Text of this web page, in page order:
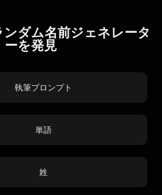
ダム名前ジェネレータ
ーを発見
執筆プロンプト
単語
姓